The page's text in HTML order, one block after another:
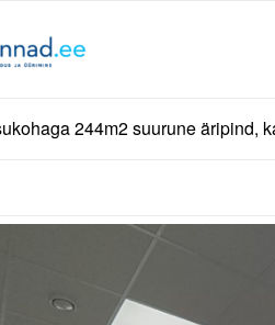
244m2 suurune äripind,